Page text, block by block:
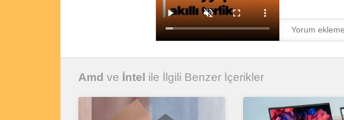
Amd ve İntel ile İlgili Benzer İçerikler